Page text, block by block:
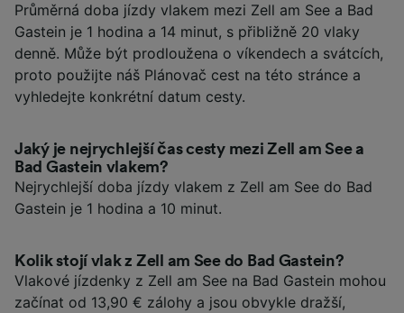
Průměrná doba jízdy vlakem mezi Zell am See a Bad
Gastein je 1 hodina a 14 minut, s přibližně 20 vlaky
denně. Může být prodloužena o víkendech a svátcích,
proto použijte náš Plánovač cest na této stránce a
vyhledejte konkrétní datum cesty.
Jaký je nejrychlejší čas cesty mezi Zell am See a
Bad Gastein vlakem?
Nejrychlejší doba jízdy vlakem z Zell am See do Bad
Gastein je 1 hodina a 10 minut.
Kolik stojí vlak z Zell am See do Bad Gastein?
Vlakové jízdenky z Zell am See na Bad Gastein mohou
začínat od 13,90 € zálohy a jsou obvykle dražší,